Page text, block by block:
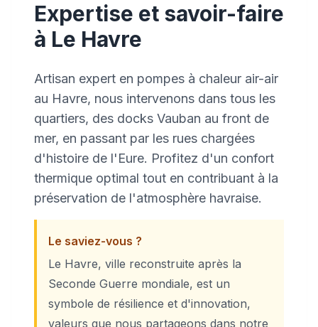
Expertise et savoir-faire
à Le Havre
Artisan expert en pompes à chaleur air-air
au Havre, nous intervenons dans tous les
quartiers, des docks Vauban au front de
mer, en passant par les rues chargées
d'histoire de l'Eure. Profitez d'un confort
thermique optimal tout en contribuant à la
préservation de l'atmosphère havraise.
Le saviez-vous ?
Le Havre, ville reconstruite après la
Seconde Guerre mondiale, est un
symbole de résilience et d'innovation,
valeurs que nous partageons dans notre